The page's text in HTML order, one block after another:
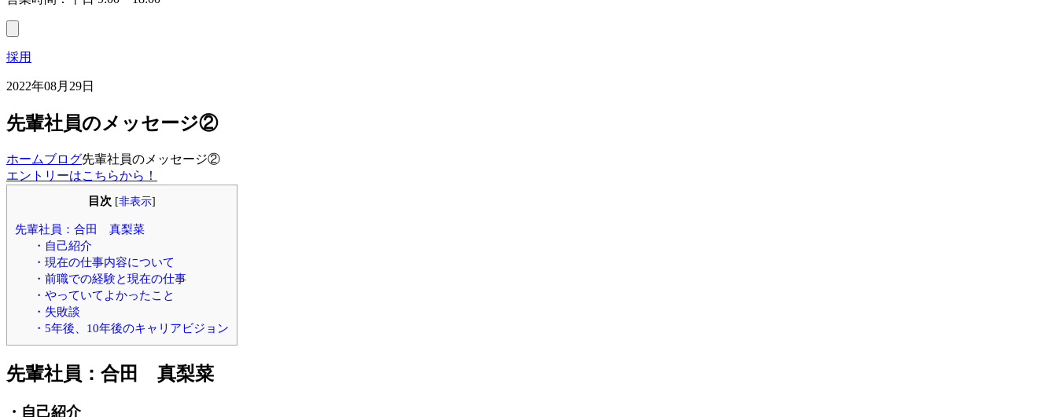
採用
2022年08月29日
先輩社員のメッセージ②
ホームブログ先輩社員のメッセージ②
エントリーはこちらから！
目次 [非表示]
先輩社員：合田 真梨菜
・自己紹介
・現在の仕事内容について
・前職での経験と現在の仕事
・やっていてよかったこと
・失敗談
・5年後、10年後のキャリアビジョン
先輩社員：合田 真梨菜
・自己紹介